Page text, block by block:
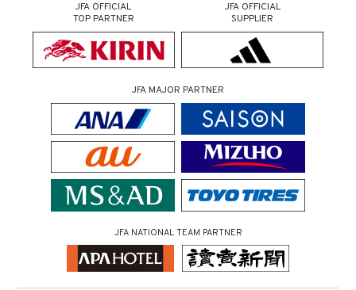
JFA OFFICIAL
TOP PARTNER
JFA OFFICIAL
SUPPLIER
JFA MAJOR PARTNER
JFA NATIONAL TEAM PARTNER